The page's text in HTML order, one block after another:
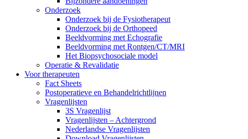
Onderzoek
Onderzoek bij de Fysiotherapeut
Onderzoek bij de Orthopeed
Beeldvorming met Echografie
Beeldvorming met Rontgen/CT/MRI
Het Biopsychosociale model
Operatie & Revalidatie
Voor therapeuten
Fact Sheets
Postoperatieve en Behandelrichtlijnen
Vragenlijsten
3S Vragenlijst
Vragenlijsten – Achtergrond
Nederlandse Vragenlijsten